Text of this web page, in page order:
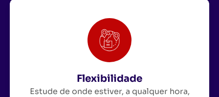
Flexibilidade
Estude de onde estiver, a qualquer hora,